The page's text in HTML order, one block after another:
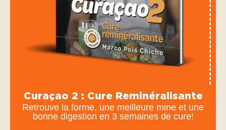
Curaçao 2 : Cure Reminéralisante
Retrouve la forme, une meilleure mine et une
bonne digestion en 3 semaines de cure!